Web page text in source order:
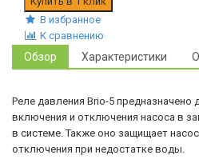
В избранное
К сравнению
Обзор Характеристики
Реле давления Brio-5 предназначено
включения и отключения насоса в
в системе. Также оно защищает насос
отключения при недостатке воды.